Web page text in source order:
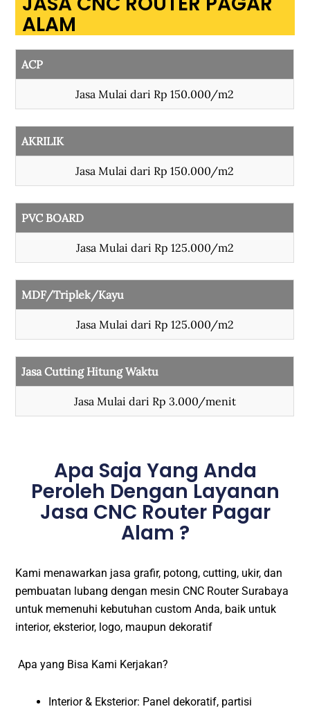
ALAM
ACP
Jasa Mulai dari Rp 150.000/m2
AKRILIK
Jasa Mulai dari Rp 150.000/m2
PVC BOARD
Jasa Mulai dari Rp 125.000/m2
MDF/Triplek/Kayu
Jasa Mulai dari Rp 125.000/m2
Jasa Cutting Hitung Waktu
Jasa Mulai dari Rp 3.000/menit
Apa Saja Yang Anda
Peroleh Dengan Layanan
Jasa CNC Router Pagar
Alam ?
Kami menawarkan jasa grafir, potong, cutting, ukir, dan
pembuatan lubang dengan mesin CNC Router Surabaya
untuk memenuhi kebutuhan custom Anda, baik untuk
interior, eksterior, logo, maupun dekoratif
Apa yang Bisa Kami Kerjakan?
Interior & Eksterior: Panel dekoratif, partisi